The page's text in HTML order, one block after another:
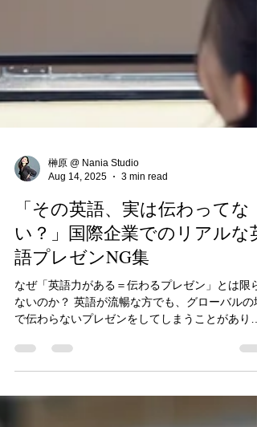
Aug 14, 2025
3 min read
「その英語、実は伝わってな
い？」国際企業でのリアルな英
語プレゼンNG集
なぜ「英語力がある＝伝わるプレゼン」とは限ら
で伝わらないプレゼンをしてしまうことがありま
この差を生むのは、英語力ではなく、伝える力で